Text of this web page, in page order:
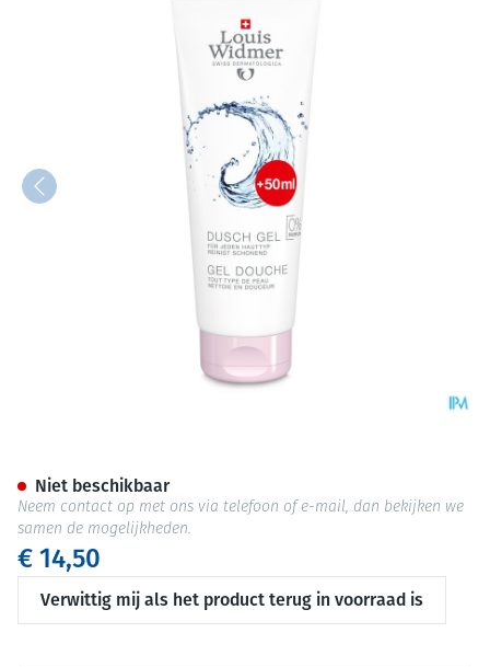
€ 14,50
Verwittig mij als het product terug in voorraad is
Niet beschikbaar
Neem contact op met ons via telefoon of e-mail, dan bekijken we
samen de mogelijkheden.